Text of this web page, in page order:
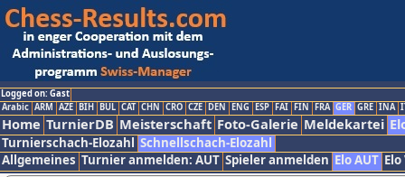
Logged on: Gast
Arabic ARM AZE BIH BUL CAT CHN CRO CZE DEN ENG ESP FAI FIN FRA GER GRE INA
Home TurnierDB Meisterschaft Foto-Galerie Meldekartei
Turnierschach-Elozahl Schnellschach-Elozahl
Allgemeines Turnier anmelden: AUT Spieler anmelden Elo AUT